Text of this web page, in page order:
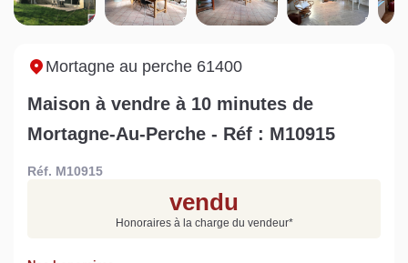
Sarthe pour booster sa
vente
quelles sont les
conséquences ?
Estimez votre bien en ligne.
en quelques clics.
Mortagne au perche 61400
Maison à vendre à 10 minutes de
Mortagne-Au-Perche - Réf : M10915
Réf. M10915
vendu
Honoraires à la charge du vendeur*